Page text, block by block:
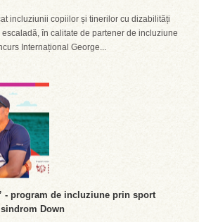
incluziunii copiilor și tinerilor cu dizabilități
în calitate de partener de incluziune
Internațional George...
- program de incluziune prin sport
Down